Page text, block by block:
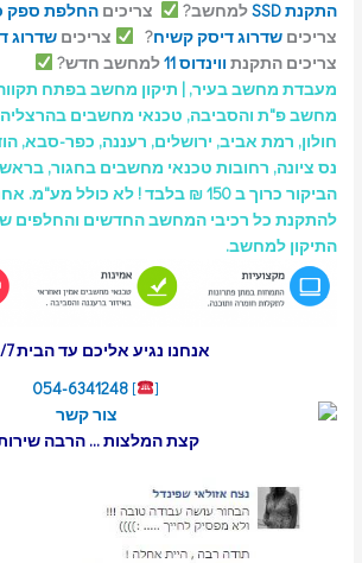
למחשב?
צריכיםהחלפת ספק כח למחשב?
דיסק קשיח? צריכיםשדרוג דיסק Nvme 2.0
ווינדוס 11 למחשב חדש?
בעיר, |תיקון מחשב בפתח תקווה והסביבה,
, טכנאי מחשביםבהרצליה,תל אביב,
אביב,ירושלים,רעננה,כפר-סבא,הוד השרון, רמת
טכנאי מחשביםבחגור,בראשון-לציון ,
רכיבי המחשב החדשים והחלפים שמתקינים
אנחנו נגיע אליכם עד הבית 24/7
054-6341248
קצת המלצות … הרבה שירות!